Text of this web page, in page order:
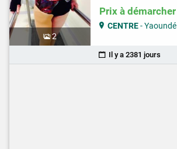
2
Prix à démarcher
CENTRE- Yaoundé
Il y a 2381 jours